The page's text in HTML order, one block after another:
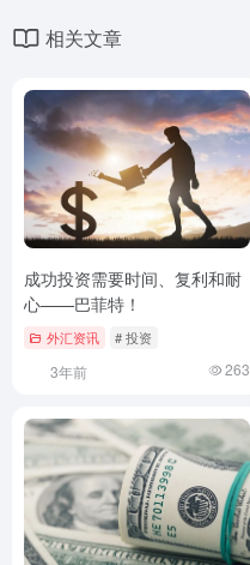
相关文章
成功投资需要时间、复利和耐
心——巴菲特！
外汇资讯 # 投资
3年前 263